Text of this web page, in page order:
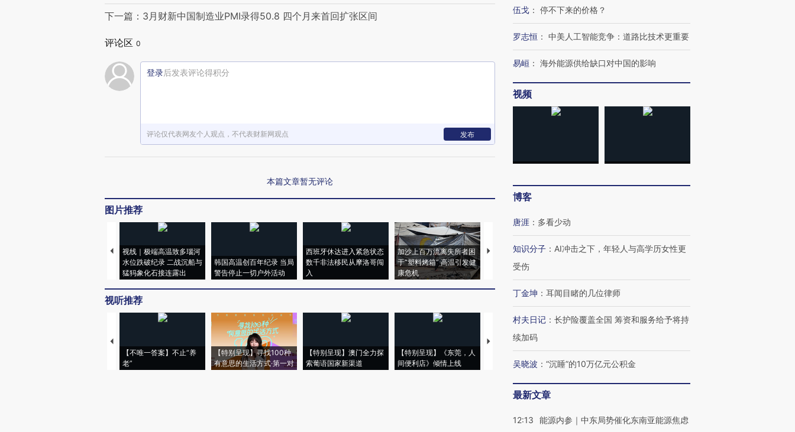
下一篇：3月财新中国制造业PMI录得50.8 四个月来首回扩张区间
评论区 0
登录后发表评论得积分
评论仅代表网友个人观点，不代表财新网观点 发布
本篇文章暂无评论
图片推荐
视线｜极端高温致多瑙河
水位跌破纪录 二战沉船与
猛犸象化石接连露出
韩国高温创百年纪录 当局
警告停止一切户外活动
西班牙休达进入紧急状态
数千非法移民从摩洛哥闯
入
加沙上百万流离失所者困
于“塑料烤箱” 高温引发健
康危机
视线｜HYROX的吸金
术：是什么让中产们甘
心“花钱找虐”？
马航飞行员跨国走私7万
视线｜被称为“蟑螂”的印
视听推荐
【不唯一答案】不止“养
老”
【特别呈现】寻找100种
有意思的生活方式·第一对
【特别呈现】澳门全力探
索葡语国家新渠道
【特别呈现】《东莞，人
间便利店》倾情上线
【推广】走进第四届链博
会，让数智科技“链”接产
【特别呈现】寻找100种
有意思的生活方式·第三对
CFO：不靠规模取胜，华
伍戈 ： 停不下来的价格？
罗志恒 ： 中美人工智能竞争：道路比技术更重要
易峘 ： 海外能源供给缺口对中国的影响
视频
博客
唐涯 ： 多看少动
知识分子 ： AI冲击之下，年轻人与高学历女性更
受伤
丁金坤 ： 耳闻目睹的几位律师
村夫日记 ： 长护险覆盖全国 筹资和服务给予将持
续加码
吴晓波 ： “沉睡”的10万亿元公积金
最新文章
12:13
能源内参｜中东局势催化东南亚能源焦虑